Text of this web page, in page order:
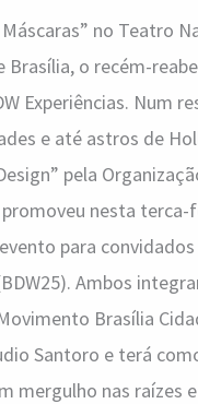
no Teatro
o recém-
Experiências. Num
e até astros de
pela
nesta
para
Ambos
Brasília
Santoro e terá
mergulho nas raízes